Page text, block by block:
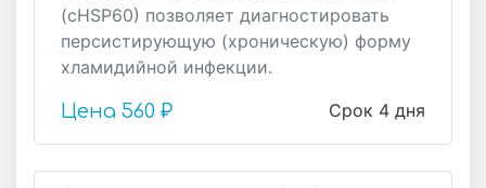
(cHSP60) позволяет диагностировать
персистирующую (хроническую) форму
хламидийной инфекции.
Срок 4 дня
Цена 560 ₽